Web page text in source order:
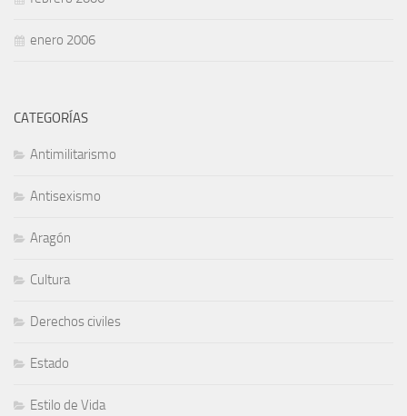
enero 2006
CATEGORÍAS
Antimilitarismo
Antisexismo
Aragón
Cultura
Derechos civiles
Estado
Estilo de Vida